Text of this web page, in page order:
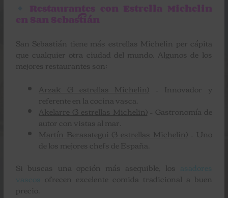
Restaurantes con Estrella Michelin
en San Sebastián
San Sebastián tiene más estrellas Michelin per cápita
que cualquier otra ciudad del mundo. Algunos de los
mejores restaurantes son:
Arzak (3 estrellas Michelin) – Innovador y
referente en la cocina vasca.
Akelarre (3 estrellas Michelin)– Gastronomía de
autor con vistas al mar.
Martín Berasategui (3 estrellas Michelin)– Uno
de los mejores chefs de España.
Si buscas una opción más asequible, los asadores
vascos ofrecen excelente comida tradicional a buen
precio.